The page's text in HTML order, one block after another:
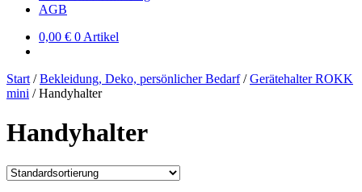
AGB
0,00 € 0 Artikel
Start /Bekleidung, Deko, persönlicher Bedarf/Gerätehalter ROKK
mini /Handyhalter
Handyhalter